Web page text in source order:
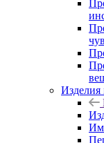
Изделия